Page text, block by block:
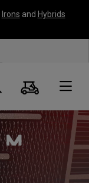
Irons and Hybrids
Panier